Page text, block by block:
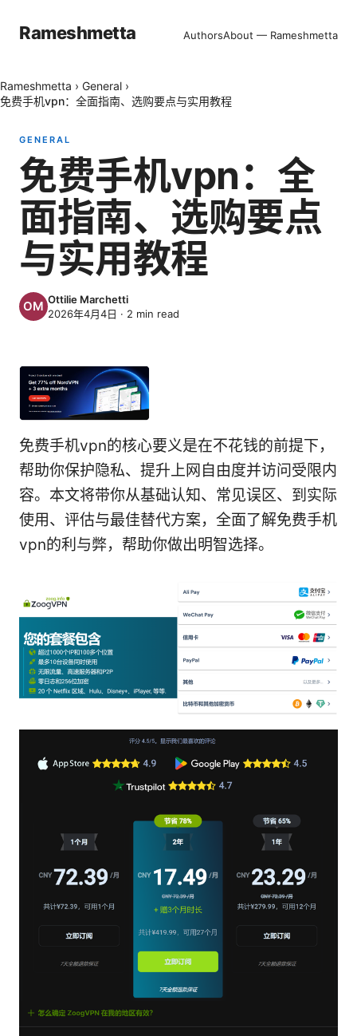
Rameshmetta AuthorsAbout — Rameshmetta
Rameshmetta › General ›
免费手机vpn：全面指南、选购要点与实用教程
GENERAL
免费手机vpn：全
面指南、选购要点
与实用教程
Ottilie Marchetti
2026年4月4日 · 2 min read
免费手机vpn的核心要义是在不花钱的前提下，
帮助你保护隐私、提升上网自由度并访问受限内
容。本文将带你从基础认知、常见误区、到实际
使用、评估与最佳替代方案，全面了解免费手机
vpn的利与弊，帮助你做出明智选择。